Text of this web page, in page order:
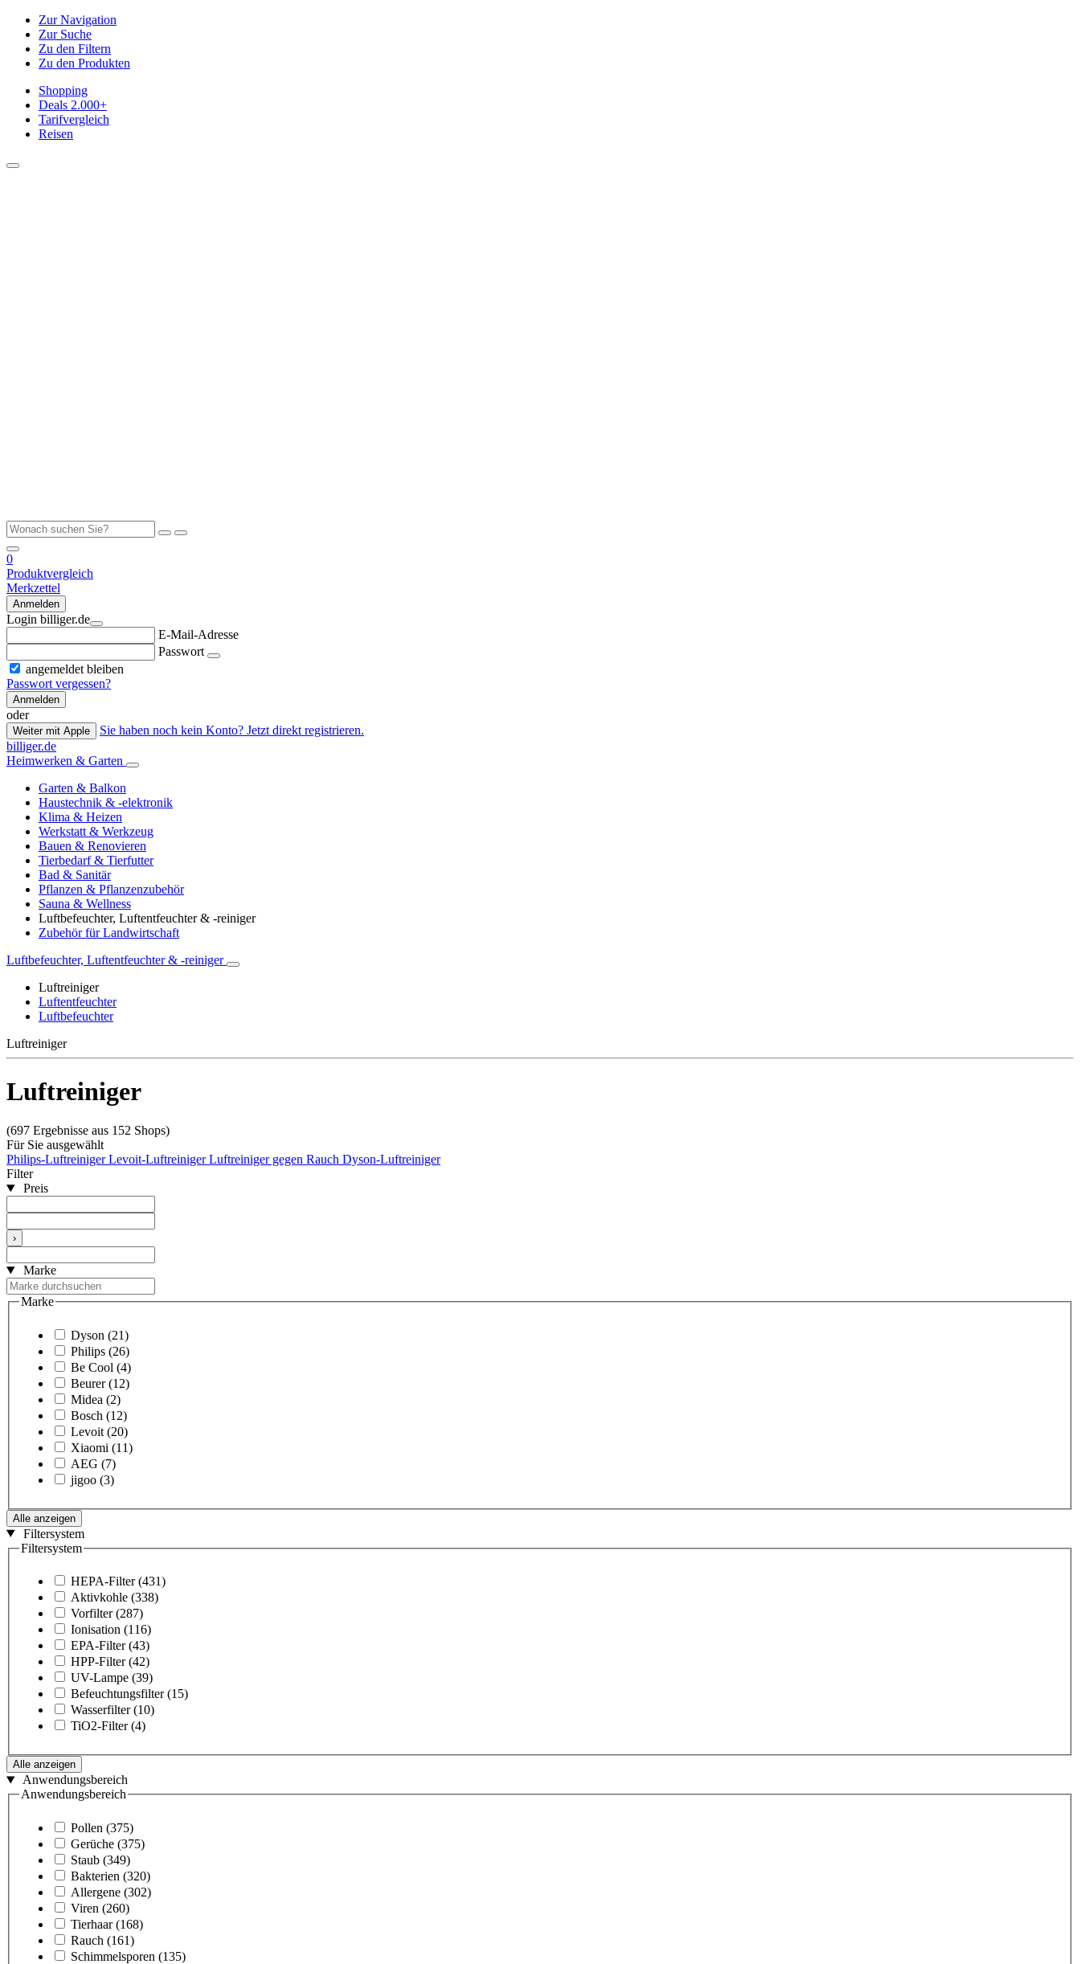
Zur Navigation
Zur Suche
Zu den Filtern
Zu den Produkten
Shopping
Deals 2.000+
Tarifvergleich
Reisen
0
Produktvergleich
Merkzettel
Anmelden
Login billiger.de
E-Mail-Adresse
Passwort
angemeldet bleiben
Passwort vergessen?
Anmelden
oder
Weiter mit Apple
Sie haben noch kein Konto? Jetzt direkt registrieren.
billiger.de
Heimwerken & Garten
Garten & Balkon
Haustechnik & -elektronik
Klima & Heizen
Werkstatt & Werkzeug
Bauen & Renovieren
Tierbedarf & Tierfutter
Bad & Sanitär
Pflanzen & Pflanzenzubehör
Sauna & Wellness
Luftbefeuchter, Luftentfeuchter & -reiniger
Zubehör für Landwirtschaft
Luftbefeuchter, Luftentfeuchter & -reiniger
Luftreiniger
Luftentfeuchter
Luftbefeuchter
Luftreiniger
Luftreiniger
(697 Ergebnisse aus 152 Shops)
Für Sie ausgewählt
Philips-LuftreinigerLevoit-LuftreinigerLuftreiniger gegen Rauch Dyson-Luftreiniger
Filter
Preis
›
Marke
Marke
Dyson (21)
Philips (26)
Be Cool (4)
Beurer (12)
Midea (2)
Bosch (12)
Levoit (20)
Xiaomi (11)
AEG (7)
jigoo (3)
Alle anzeigen
Filtersystem
Filtersystem
HEPA-Filter (431)
Aktivkohle (338)
Vorfilter (287)
Ionisation (116)
EPA-Filter (43)
HPP-Filter (42)
UV-Lampe (39)
Befeuchtungsfilter (15)
Wasserfilter (10)
TiO2-Filter (4)
Alle anzeigen
Anwendungsbereich
Anwendungsbereich
Pollen (375)
Gerüche (375)
Staub (349)
Bakterien (320)
Allergene (302)
Viren (260)
Tierhaar (168)
Rauch (161)
Schimmelsporen (135)